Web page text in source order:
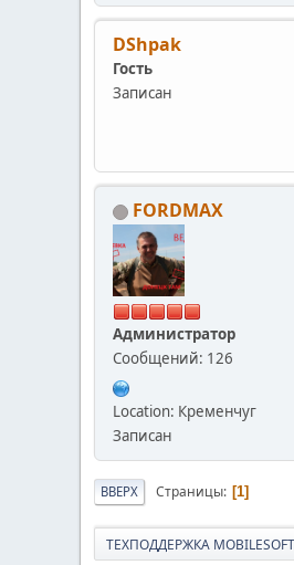
DShpak
Гость
Записан
FORDMAX
Администратор
Сообщений: 126
Location: Кременчуг
Записан
ВВЕРХ Страницы 1
ТЕХПОДДЕРЖКА MOBILESOFT